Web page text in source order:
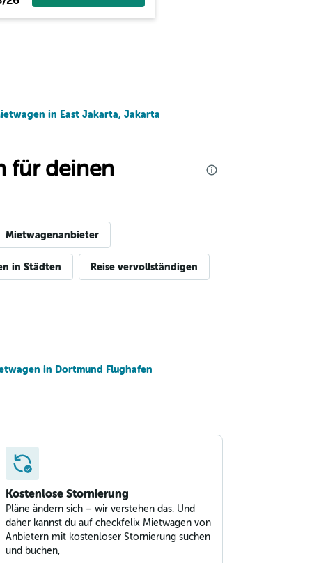
in East Jakarta, Jakarta
für deinen
Mietwagenanbieter
in Städten Reise vervollständigen
in Dortmund Flughafen
Kostenlose Stornierung
Pläne ändern sich – wir verstehen das. Und
daher kannst du auf checkfelix Mietwagen von
Anbietern mit kostenloser Stornierung suchen
und buchen,